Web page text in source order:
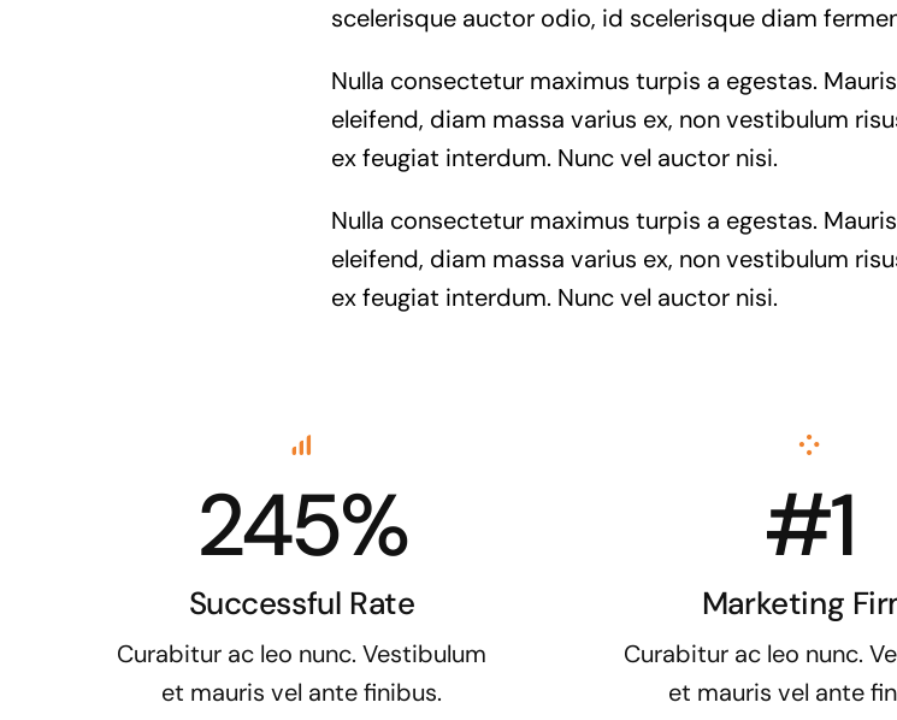
scelerisque auctor odio, id scelerisque diam
Nulla consectetur maximus turpis a egestas.
eleifend, diam massa varius ex, non vestibulum
ex feugiat interdum. Nunc vel auctor nisi.
Nulla consectetur maximus turpis a egestas.
eleifend, diam massa varius ex, non vestibulum
ex feugiat interdum. Nunc vel auctor nisi.
245%
Successful Rate
Curabitur ac leo nunc. Vestibulum
et mauris vel ante finibus.
#1
Marketing
Curabitur ac leo nunc.
et mauris vel ante